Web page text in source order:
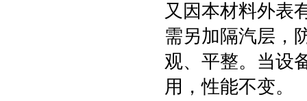
又因本材料外表
需另加隔汽层，
观、平整。当设
用，性能不变。